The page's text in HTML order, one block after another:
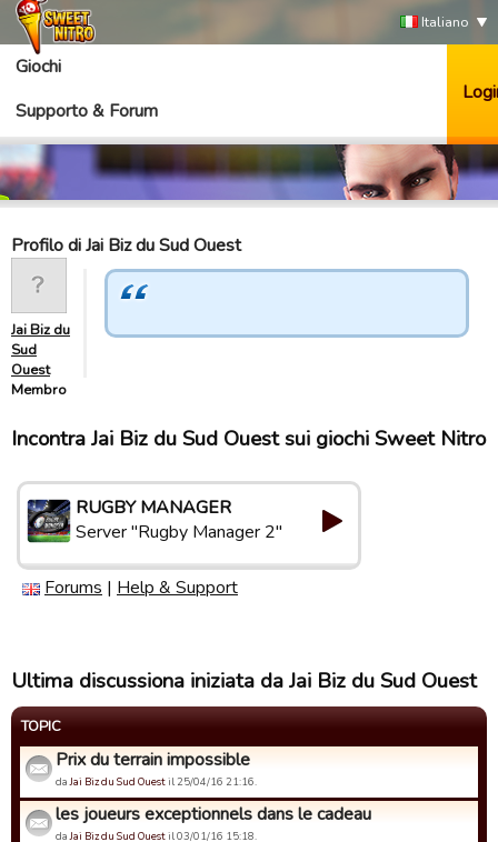
Italiano
Giochi
Supporto & Forum
Profilo di Jai Biz du Sud Ouest
Jai Biz du
Sud
Ouest
Membro
Incontra Jai Biz du Sud Ouest sui giochi Sweet Nitro
RUGBY MANAGER
Server "Rugby Manager 2"
Forums | Help & Support
Ultima discussiona iniziata da Jai Biz du Sud Ouest
TOPIC
Prix du terrain impossible
daJai Biz du Sud Ouestil 25/04/16 21:16.
les joueurs exceptionnels dans le cadeau
daJai Biz du Sud Ouestil 03/01/16 15:18.